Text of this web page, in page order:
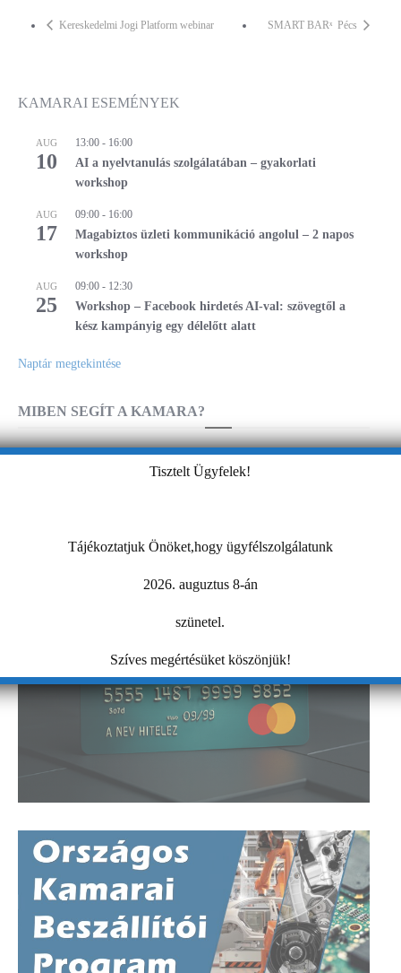
Kereskedelmi Jogi Platform webinar SMART BARˣ Pécs
KAMARAI ESEMÉNYEK
AUG
10
13:00 - 16:00
AI a nyelvtanulás szolgálatában – gyakorlati
workshop
AUG
17
09:00 - 16:00
Magabiztos üzleti kommunikáció angolul – 2 napos
workshop
AUG
25
09:00 - 12:30
Workshop – Facebook hirdetés AI-val: szövegtől a
kész kampányig egy délelőtt alatt
Naptár megtekintése
MIBEN SEGÍT A KAMARA?
Tisztelt Ügyfelek!
Tájékoztatjuk Önöket,hogy ügyfélszolgálatunk
2026. auguztus 8-án
szünetel.
Szíves megértésüket köszönjük!